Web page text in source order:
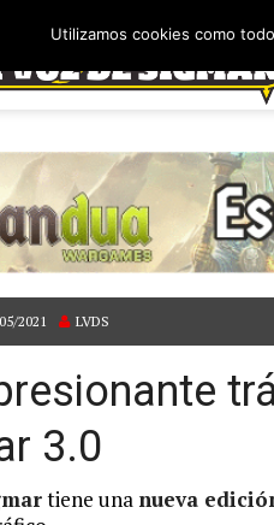
2021 LVDS
3.0
tiene una nueva
Utilizamos cookies como